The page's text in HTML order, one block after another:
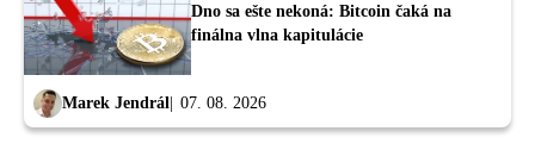
Dno sa ešte nekoná: Bitcoin čaká na
finálna vlna kapitulácie
Marek Jendrál 07. 08. 2026